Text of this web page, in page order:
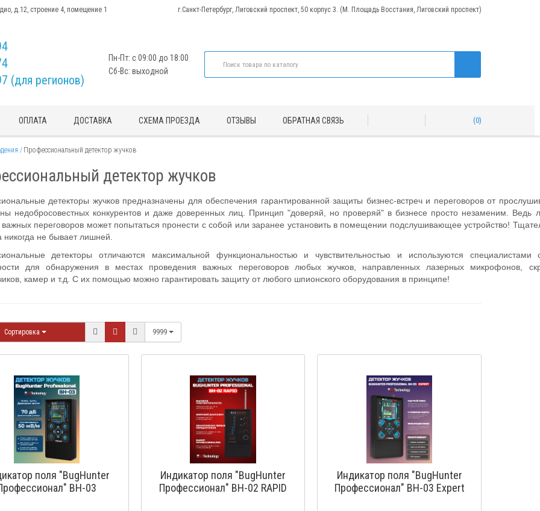
д.12, строение 4, помещение 1 г.Санкт-Петербург, Лиговский проспект, 50 корпус 3. (М. Площадь Восстания, Лиговский проспект)
(для регионов)
Пн-Пт: с 09:00 до 18:00
Сб-Вс: выходной
ОПЛАТА ДОСТАВКА СХЕМА ПРОЕЗДА ОТЗЫВЫ ОБРАТНАЯ СВЯЗЬ 0
Профессиональный детектор жучков
детектор жучков
детекторы жучков предназначены для обеспечения гарантированной защиты бизнес-встреч и переговоров от
недобросовестных конкурентов и даже доверенных лиц. Принцип "доверяй, но проверяй" в бизнесе просто незаменим. Ведь
важных переговоров может попытаться пронести с собой или заранее установить в помещении подслушивающее устройство!
никогда не бывает лишней.
детекторы отличаются максимальной функциональностью и чувствительностью и используются специалистами
для обнаружения в местах проведения важных переговоров любых жучков, направленных лазерных микрофонов,
камер и т.д. С их помощью можно гарантировать защиту от любого шпионского оборудования в принципе!
Сортировка 9999
поля "BugHunter
BH-03
Индикатор поля "BugHunter
Профессионал" BH-02 RAPID
Индикатор поля "BugHunter
Профессионал" BH-03 Expert